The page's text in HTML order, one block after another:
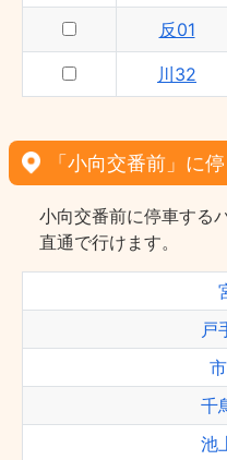
反01
川32
「小向交番前」に
小向交番前に停車する
直通で行けます。
戸
千
池